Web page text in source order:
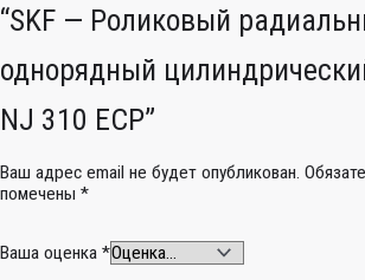
“SKF — Роликовый
однорядный
NJ 310 ECP”
Ваш адрес email не будет опубликован.
помечены *
Ваша оценка *